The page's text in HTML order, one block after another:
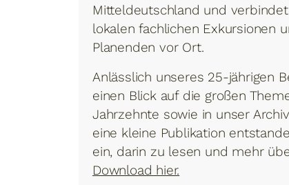
Mitteldeutschland und
lokalen fachlichen Exkursionen
Planenden vor Ort.
Anlässlich unseres 25-jährigen
einen Blick auf die großen
Jahrzehnte sowie in unser
eine kleine Publikation
ein, darin zu lesen und mehr
Download hier.